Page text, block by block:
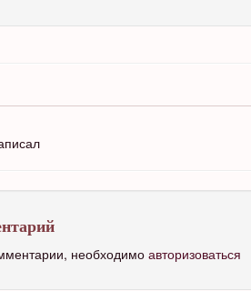
необходимо авторизоваться